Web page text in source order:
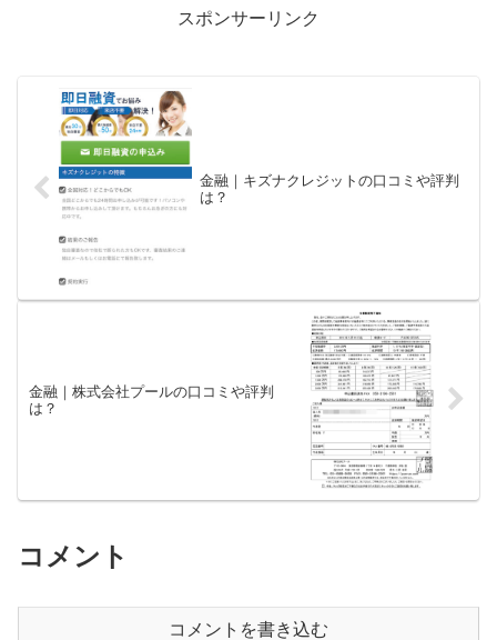
スポンサーリンク
金融｜キズナクレジットの口コミや評判
は？
金融｜株式会社プールの口コミや評判
は？
コメント
コメントを書き込む